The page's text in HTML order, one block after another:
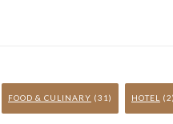
FOOD & CULINARY (31) HOTEL